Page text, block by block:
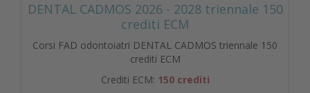
DENTAL CADMOS 2026 - 2028 triennale 150
crediti ECM
Corsi FAD odontoiatri DENTAL CADMOS triennale 150
crediti ECM
Crediti ECM: 150 crediti